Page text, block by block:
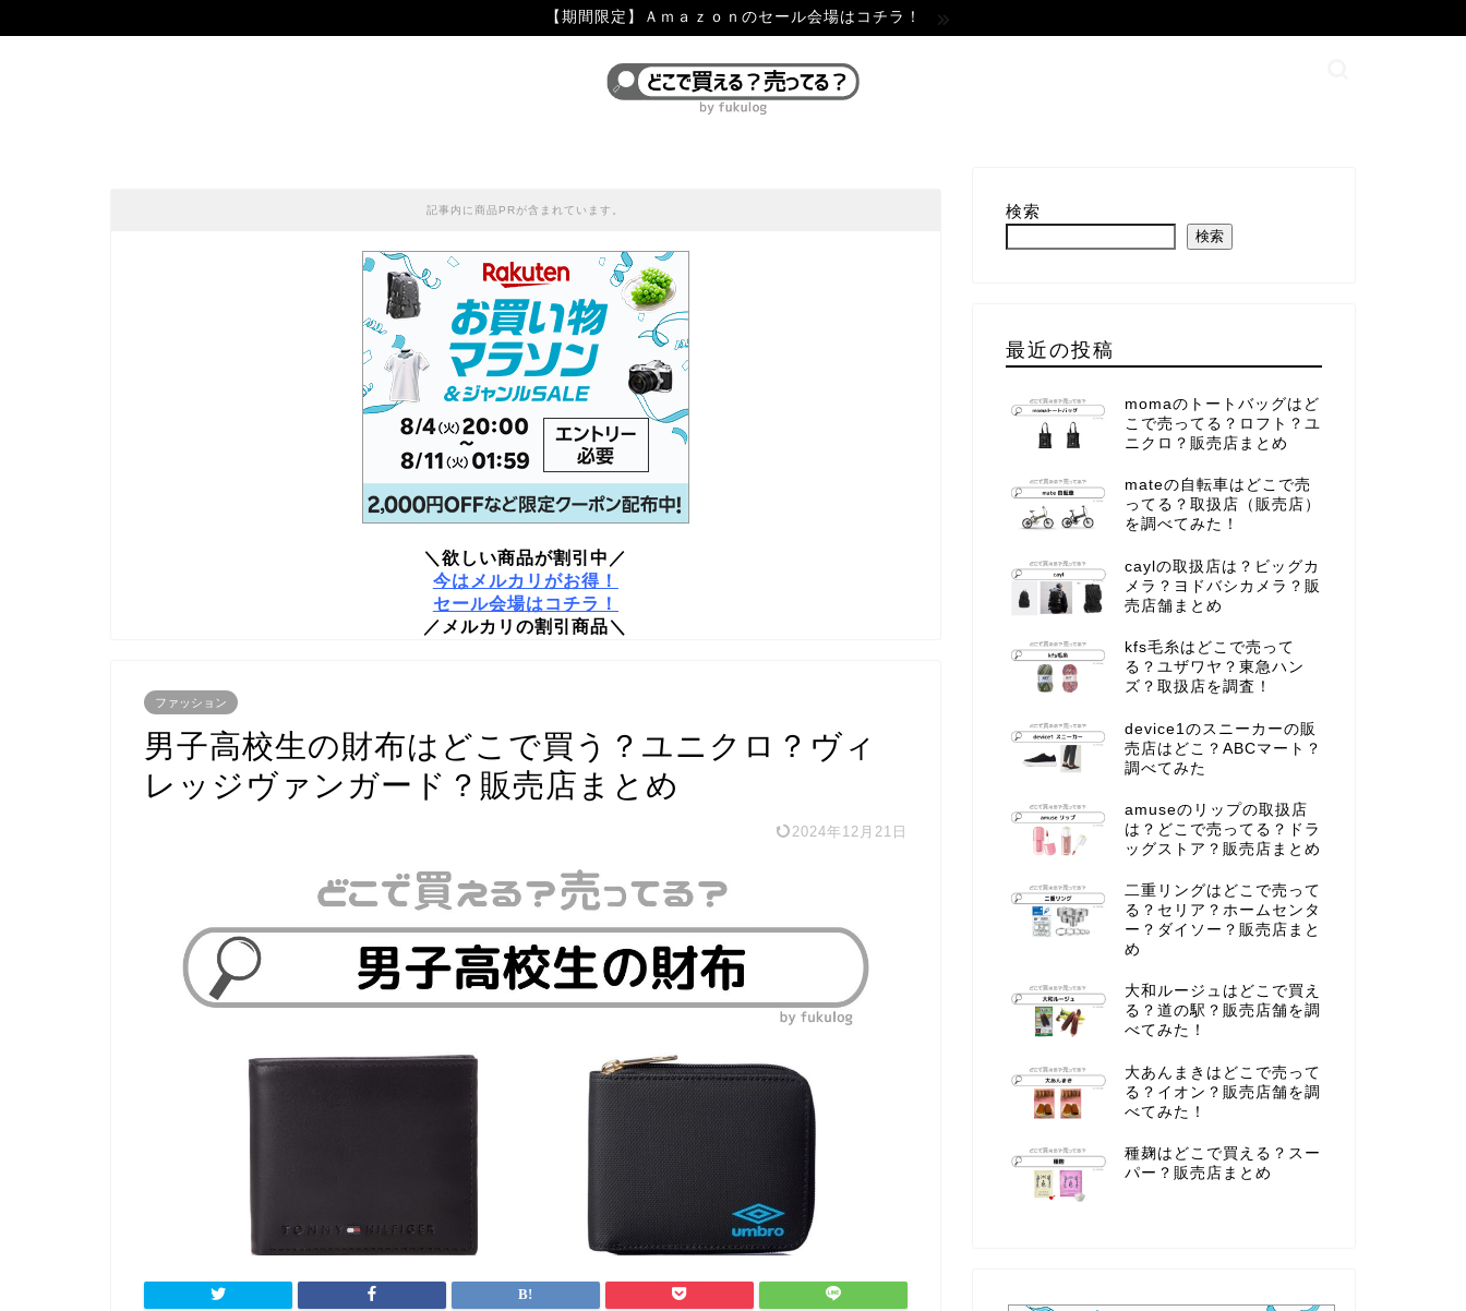
【期間限定】Ａｍａｚｏｎのセール会場はコチラ！
記事内に商品PRが含まれています。
＼欲しい商品が割引中／
今はメルカリがお得！
セール会場はコチラ！
／メルカリの割引商品＼
ファッション
男子高校生の財布はどこで買う？ユニクロ？ヴィ
レッジヴァンガード？販売店まとめ
2024年12月21日
検索
検索
最近の投稿
momaのトートバッグはど
こで売ってる？ロフト？ユ
ニクロ？販売店まとめ
mateの自転車はどこで売
ってる？取扱店（販売店）
を調べてみた！
caylの取扱店は？ビッグカ
メラ？ヨドバシカメラ？販
売店舗まとめ
kfs毛糸はどこで売って
る？ユザワヤ？東急ハン
ズ？取扱店を調査！
device1のスニーカーの販
売店はどこ？ABCマート？
調べてみた
amuseのリップの取扱店
は？どこで売ってる？ドラ
ッグストア？販売店まとめ
二重リングはどこで売って
る？セリア？ホームセンタ
ー？ダイソー？販売店まと
め
大和ルージュはどこで買え
る？道の駅？販売店舗を調
べてみた！
大あんまきはどこで売って
る？イオン？販売店舗を調
べてみた！
種麹はどこで買える？スー
パー？販売店まとめ